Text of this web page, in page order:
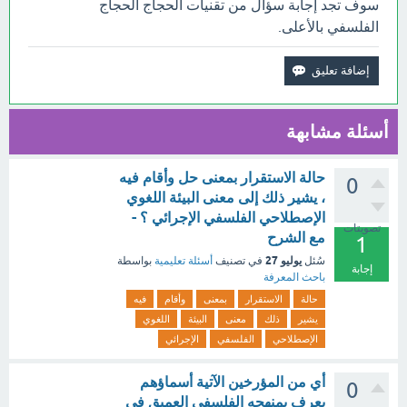
سوف تجد إجابة سؤال من تقنيات الحجاج الحجاج
الفلسفي بالأعلى.
أسئلة مشابهة
0
تصويتات
1
إجابة
حالة الاستقرار بمعنى حل وأقام فيه
، يشير ذلك إلى معنى البيئة اللغوي
الإصطلاحي الفلسفي الإجرائي ؟ -
مع الشرح
سُئل يوليو 27 في تصنيف أسئلة تعليمية بواسطة
باحث المعرفة
حالة الاستقرار بمعنى وأقام
فيه
يشير
ذلك معنى البيئة
اللغوي
الإصطلاحي
الفلسفي الإجرائي
0
أي من المؤرخين الآتية أسماؤهم
يعرف بمنهجه الفلسفي العميق في